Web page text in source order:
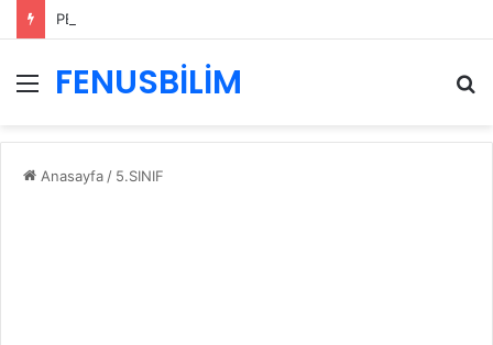
PERFORMANS DEĞERLENDİRME ÖLÇEKLERİ
Menü
FENUSBİLİM
...
Anasayfa / 5.SINIF